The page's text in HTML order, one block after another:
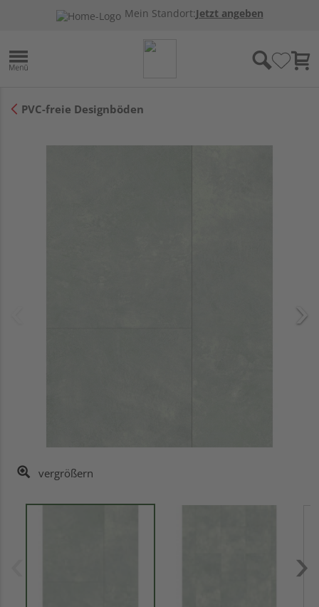
Mein Standort:Jetzt angeben
PVC-freie Designböden
vergrößern